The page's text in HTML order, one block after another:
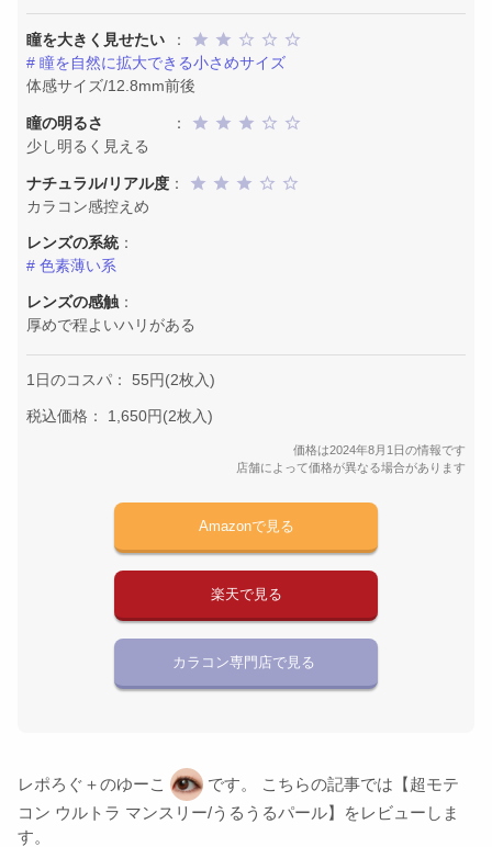
瞳を大きく見せたい
：
# 瞳を自然に拡大できる小さめサイズ
体感サイズ/12.8mm前後
瞳の明るさ
：
少し明るく見える
ナチュラル/リアル度 ：
カラコン感控えめ
レンズの系統：
# 色素薄い系
レンズの感触 ：
厚めで程よいハリがある
1日のコスパ： 55円(2枚入)
税込価格： 1,650円(2枚入)
価格は2024年8月1日の情報です
店舗によって価格が異なる場合があります
Amazonで見る
楽天で見る
カラコン専門店で見る
レポろぐ＋のゆーこ
です。 こちらの記事では【超モテ
コン ウルトラ マンスリー/うるうるパール】をレビューしま
す。